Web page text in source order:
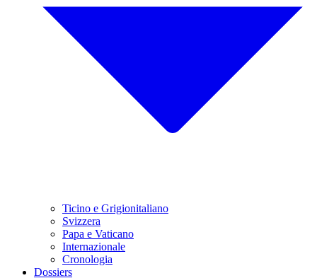
Ticino e Grigionitaliano
Svizzera
Papa e Vaticano
Internazionale
Cronologia
Dossiers